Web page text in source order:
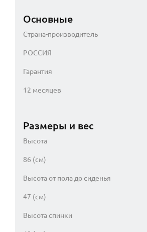
Основные
Страна-производитель
РОССИЯ
Гарантия
12 месяцев
Размеры и вес
Высота
86 (см)
Высота от пола до сиденья
47 (см)
Высота спинки